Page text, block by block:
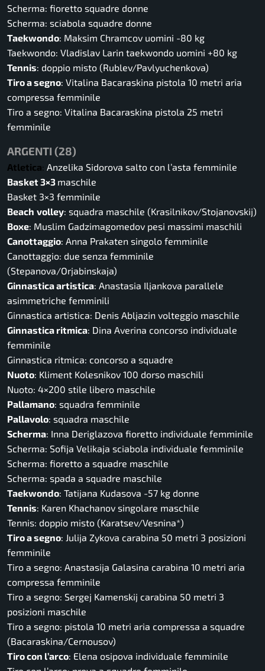
Scherma: fioretto squadre donne
Scherma: sciabola squadre donne
Taekwondo: Maksim Chramcov uomini -80 kg
Taekwondo: Vladislav Larin taekwondo uomini +80 kg
Tennis: doppio misto (Rublev/Pavlyuchenkova)
Tiro a segno: Vitalina Bacaraskina pistola 10 metri aria
compressa femminile
Tiro a segno: Vitalina Bacaraskina pistola 25 metri
femminile
ARGENTI (28)
Atletica: Anzelika Sidorova salto con l’asta femminile
Basket 3×3 maschile
Basket 3×3 femminile
Beach volley: squadra maschile (Krasilnikov/Stojanovskij)
Boxe: Muslim Gadzimagomedov pesi massimi maschili
Canottaggio: Anna Prakaten singolo femminile
Canottaggio: due senza femminile
(Stepanova/Orjabinskaja)
Ginnastica artistica: Anastasia Iljankova parallele
asimmetriche femminili
Ginnastica artistica: Denis Abljazin volteggio maschile
Ginnastica ritmica: Dina Averina concorso individuale
femminile
Ginnastica ritmica: concorso a squadre
Nuoto: Kliment Kolesnikov 100 dorso maschili
Nuoto: 4×200 stile libero maschile
Pallamano: squadra femminile
Pallavolo: squadra maschile
Scherma: Inna Deriglazova fioretto individuale femminile
Scherma: Sofija Velikaja sciabola individuale femminile
Scherma: fioretto a squadre maschile
Scherma: spada a squadre maschile
Taekwondo: Tatijana Kudasova -57 kg donne
Tennis: Karen Khachanov singolare maschile
Tennis: doppio misto (Karatsev/Vesnina*)
Tiro a segno: Julija Zykova carabina 50 metri 3 posizioni
femminile
Tiro a segno: Anastasija Galasina carabina 10 metri aria
compressa femminile
Tiro a segno: Sergej Kamenskij carabina 50 metri 3
posizioni maschile
Tiro a segno: pistola 10 metri aria compressa a squadre
(Bacaraskina/Cernousov)
Tiro con l’arco: Elena osipova individuale femminile